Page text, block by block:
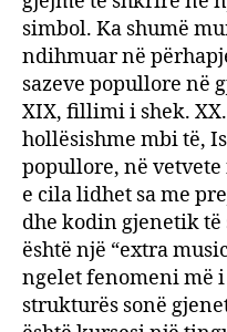
simbol. Ka shumë
ndihmuar në
sazeve popullore në
XIX, fillimi i shek.
hollësishme mbi të,
popullore, në
e cila lidhet sa me
dhe kodin gjenetik
është një “extra
ngelet fenomeni më
strukturës sonë